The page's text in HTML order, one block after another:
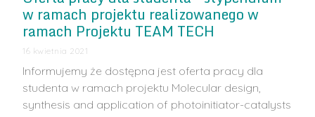
w ramach projektu realizowanego w
ramach Projektu TEAM TECH
16 kwietnia 2021
Informujemy że dostępna jest oferta pracy dla
studenta w ramach projektu Molecular design,
synthesis and application of photoinitiator-catalysts